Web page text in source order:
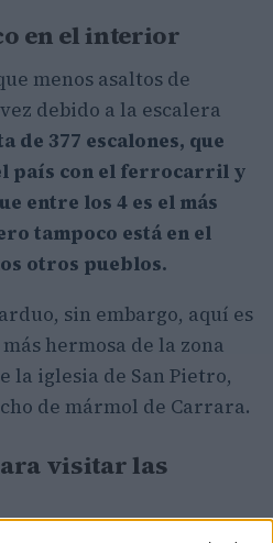
en el interior
menos asaltos de
debido a la escalera
de 377 escalones, que
país con el ferrocarril y
entre los 4 es el más
tampoco está en el
otros pueblos.
sin embargo, aquí es
hermosa de la zona
la iglesia de San Pietro,
de mármol de Carrara.
visitar las
y deje su equipaje voluminoso